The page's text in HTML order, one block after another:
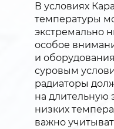
В условиях
температуры
экстремально
особое
и
суровым
радиаторы
на длительную
низких
важно